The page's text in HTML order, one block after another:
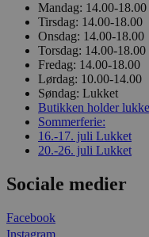
Mandag: 14.00-18.00
Tirsdag: 14.00-18.00
Onsdag: 14.00-18.00
Torsdag: 14.00-18.00
Fredag: 14.00-18.00
Lørdag: 10.00-14.00
Søndag: Lukket
Butikken holder
Sommerferie:
16.-17. juli Lukket
20.-26. juli Lukket
Sociale medier
Facebook